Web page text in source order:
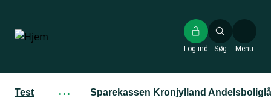
hovedindhold
Søg
Log ind Menu
Test ··· Sparekassen Kronjylland